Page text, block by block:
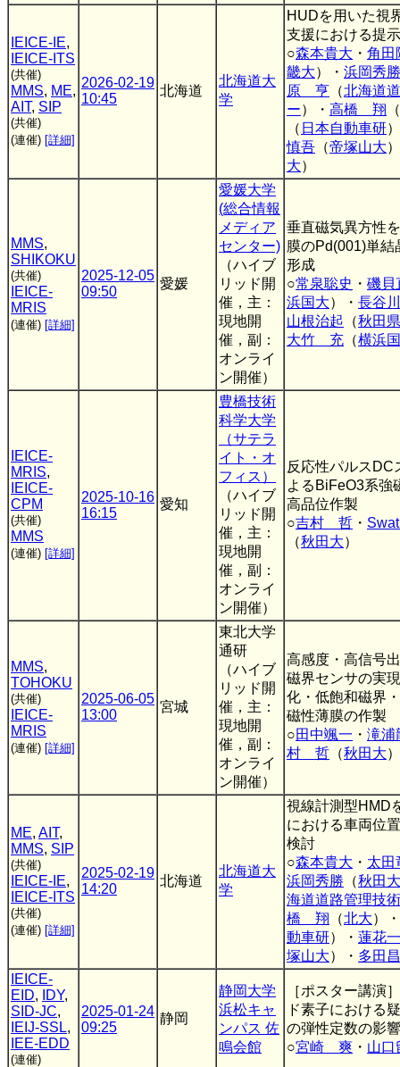
IEICE-IE,
IEICE-ITS
(共催)
MMS, ME,
AIT, SIP
(共催)
(連催) [詳細]
2026-02-19
10:45
北海道
北海道大
学
HUDを用いた視
支援における提
○森本貴大 ・ 角田
畿大）・ 浜岡秀勝
原 亨 （北海道
ー）・ 高橋 翔 （
（ 日本自動車研
慎吾 （帝塚山大
大）
MMS,
SHIKOKU
(共催)
IEICE-
MRIS
(連催) [詳細]
2025-12-05
09:50
愛媛
愛媛大学
(総合情報
メディア
センター)
（ハイブ
リッド開
催，主：
現地開
催，副：
オンライ
ン開催）
垂直磁気異方性
膜のPd(001)単結
形成
○常泉聡史 ・ 磯貝
浜国大）・ 長谷
山根治起 （秋田
大竹 充 （横浜
IEICE-
MRIS,
IEICE-
CPM
(共催)
MMS
(連催) [詳細]
2025-10-16
16:15
愛知
豊橋技術
科学大学
（サテラ
イト・オ
フィス）
（ハイブ
リッド開
催，主：
現地開
催，副：
オンライ
ン開催）
反応性パルスDC
よるBiFeO3系強
高品位作製
○吉村 哲 ・
（秋田大）
MMS,
TOHOKU
(共催)
IEICE-
MRIS
(連催) [詳細]
2025-06-05
13:00
宮城
東北大学
通研
（ハイブ
リッド開
催，主：
現地開
催，副：
オンライ
ン開催）
高感度・高信号
磁界センサの実
化・低飽和磁界
磁性薄膜の作製
○田中颯一 ・ 滝浦
村 哲 （秋田大）
ME, AIT,
MMS, SIP
(共催)
IEICE-IE,
IEICE-ITS
(共催)
(連催) [詳細]
2025-02-19
14:20
北海道
北海道大
学
視線計測型HMD
における車両位
検討
○森本貴大 ・ 太田
浜岡秀勝 （秋田大
海道道路管理技
橋 翔 （北大）・
動車研）・ 蓮花
塚山大）・ 多田
IEICE-
EID, IDY,
SID-JC,
IEIJ-SSL,
IEE-EDD
(連催)
2025-01-24
09:25
静岡
静岡大学
浜松キャ
ンパス 佐
鳴会館
［ポスター講演
ド素子における
の弾性定数の影響
○宮崎 爽 ・ 山口